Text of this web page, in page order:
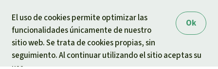
Ok
El uso de cookies permite optimizar las
funcionalidades únicamente de nuestro
sitio web. Se trata de cookies propias, sin
seguimiento. Al continuar utilizando el sitio aceptas su